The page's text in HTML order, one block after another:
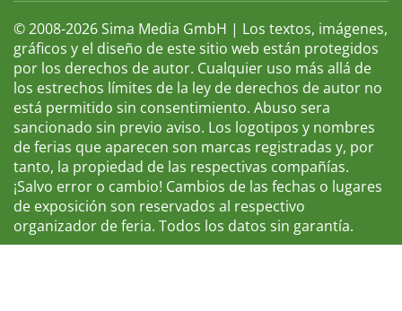
© 2008-2026 Sima Media GmbH | Los textos, imágenes,
gráficos y el diseño de este sitio web están protegidos
por los derechos de autor. Cualquier uso más allá de
los estrechos límites de la ley de derechos de autor no
está permitido sin consentimiento. Abuso sera
sancionado sin previo aviso. Los logotipos y nombres
de ferias que aparecen son marcas registradas y, por
tanto, la propiedad de las respectivas compañías.
¡Salvo error o cambio! Cambios de las fechas o lugares
de exposición son reservados al respectivo
organizador de feria. Todos los datos sin garantía.